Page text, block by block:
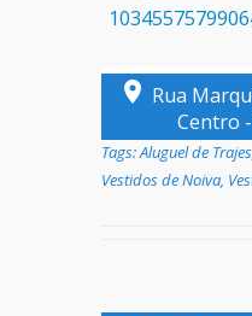
Rua
Centro
Tags:Aluguel de Trajes
Vestidos de Noiva,